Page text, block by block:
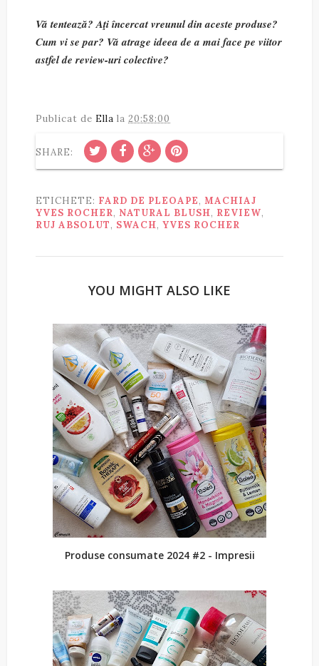
Vă tentează? Aţi încercat vreunul din aceste produse?
Cum vi se par? Vă atrage ideea de a mai face pe viitor
astfel de review-uri colective?
Publicat de Ella la 20:58:00
SHARE:
ETICHETE: FARD DE PLEOAPE, MACHIAJ
YVES ROCHER, NATURAL BLUSH, REVIEW,
RUJ ABSOLUT, SWACH, YVES ROCHER
YOU MIGHT ALSO LIKE
Produse consumate 2024 #2 - Impresii